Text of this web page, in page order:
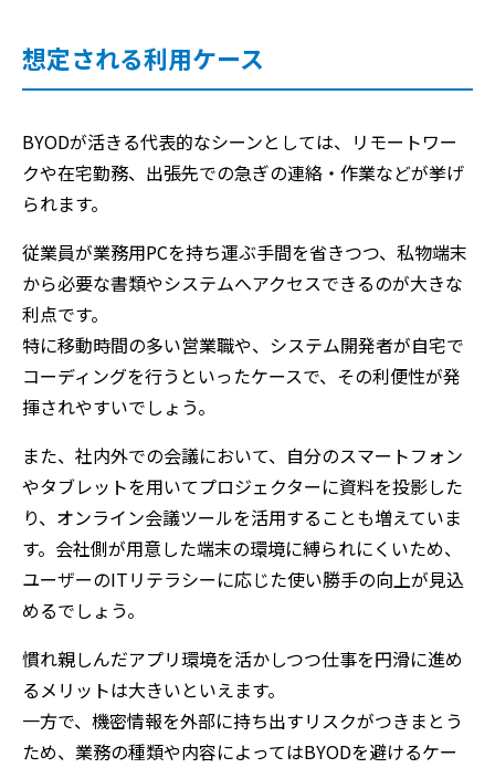
想定される利用ケース
BYODが活きる代表的なシーンとしては、リモートワー
クや在宅勤務、出張先での急ぎの連絡・作業などが挙げ
られます。
従業員が業務用PCを持ち運ぶ手間を省きつつ、私物端末
から必要な書類やシステムへアクセスできるのが大きな
利点です。
特に移動時間の多い営業職や、システム開発者が自宅で
コーディングを行うといったケースで、その利便性が発
揮されやすいでしょう。
また、社内外での会議において、自分のスマートフォン
やタブレットを用いてプロジェクターに資料を投影した
り、オンライン会議ツールを活用することも増えていま
す。会社側が用意した端末の環境に縛られにくいため、
ユーザーのITリテラシーに応じた使い勝手の向上が見込
めるでしょう。
慣れ親しんだアプリ環境を活かしつつ仕事を円滑に進め
るメリットは大きいといえます。
一方で、機密情報を外部に持ち出すリスクがつきまとう
ため、業務の種類や内容によってはBYODを避けるケー